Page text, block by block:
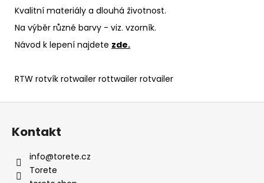
Kvalitní materiály a dlouhá životnost.
Na výběr různé barvy - viz. vzorník.
Návod k lepení najdete zde.
RTW rotvík rotwailer rottwailer rotvailer
Z
Kontakt
info@torete.cz
Torete